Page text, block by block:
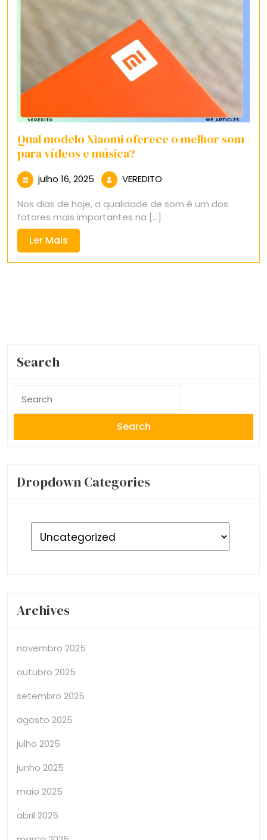
Qual modelo Xiaomi oferece o melhor som
para vídeos e música?
julho 16, 2025 julho
2025
VEREDITO
Nos dias de hoje, a qualidade de som é um dos
fatores mais importantes na [...]
Ler Mais
Mais
Search
for:
Dropdown Categories
Archives
novembro 2025
outubro 2025
setembro 2025
agosto 2025
julho 2025
junho 2025
maio 2025
abril 2025